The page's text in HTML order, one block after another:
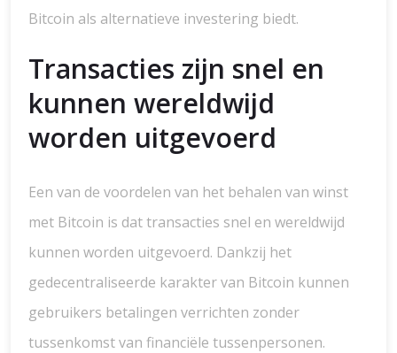
Bitcoin als alternatieve investering biedt.
Transacties zijn snel en
kunnen wereldwijd
worden uitgevoerd
Een van de voordelen van het behalen van winst
met Bitcoin is dat transacties snel en wereldwijd
kunnen worden uitgevoerd. Dankzij het
gedecentraliseerde karakter van Bitcoin kunnen
gebruikers betalingen verrichten zonder
tussenkomst van financiële tussenpersonen.